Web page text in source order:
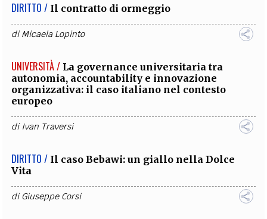
DIRITTO / Il contratto di ormeggio
diMicaela Lopinto
UNIVERSITÀ / La governance universitaria tra
autonomia, accountability e innovazione
organizzativa: il caso italiano nel contesto
europeo
di Ivan Traversi
DIRITTO / Il caso Bebawi: un giallo nella Dolce
Vita
diGiuseppe Corsi